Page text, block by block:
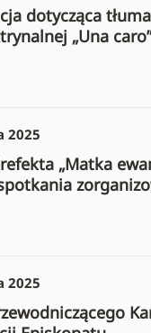
dotycząca
„Una caro”
2025
„Matka
2025